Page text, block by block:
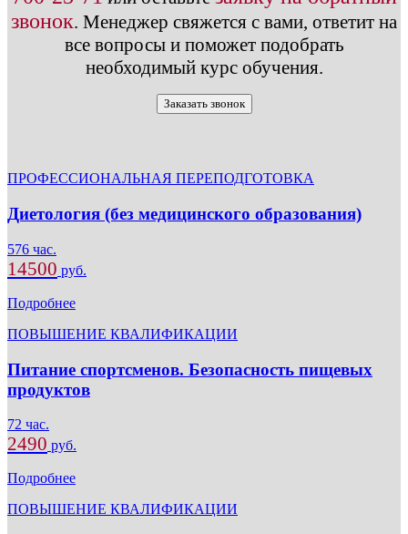
звонок. Менеджер свяжется с вами, ответит на
все вопросы и поможет подобрать
необходимый курс обучения.
Заказать звонок
ПРОФЕССИОНАЛЬНАЯ ПЕРЕПОДГОТОВКА
Диетология (без медицинского образования)
576 час.
14500 руб.
Подробнее
ПОВЫШЕНИЕ КВАЛИФИКАЦИИ
Питание спортсменов. Безопасность пищевых
продуктов
72 час.
2490 руб.
Подробнее
ПОВЫШЕНИЕ КВАЛИФИКАЦИИ